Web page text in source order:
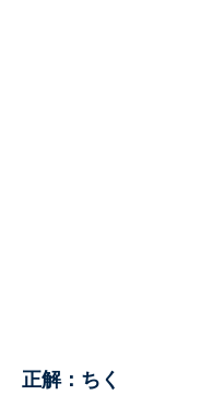
正解：ちく